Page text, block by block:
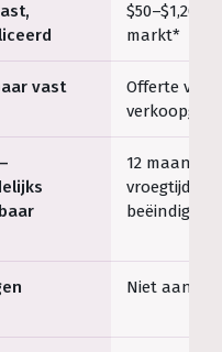
$50–$1,200+
markt*
vast
Offerte via
12
vroegtijdige
beëindiging*
Niet